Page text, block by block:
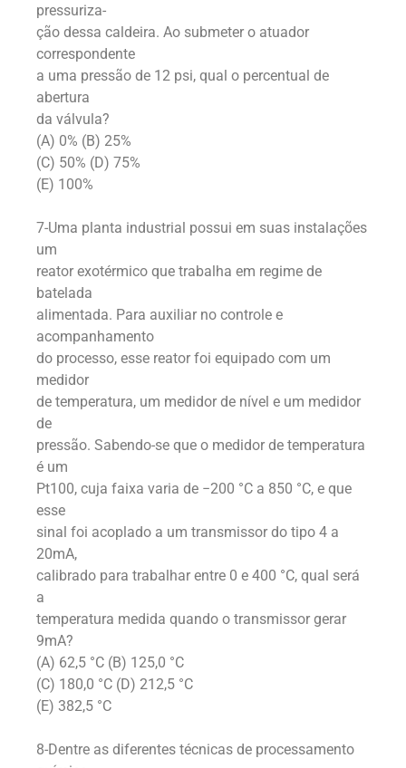
pressuriza-
ção dessa caldeira. Ao submeter o atuador
correspondente
a uma pressão de 12 psi, qual o percentual de
abertura
da válvula?
(A) 0% (B) 25%
(C) 50% (D) 75%
(E) 100%
7-Uma planta industrial possui em suas instalações
um
reator exotérmico que trabalha em regime de
batelada
alimentada. Para auxiliar no controle e
acompanhamento
do processo, esse reator foi equipado com um
medidor
de temperatura, um medidor de nível e um medidor
de
pressão. Sabendo-se que o medidor de temperatura
é um
Pt100, cuja faixa varia de −200 °C a 850 °C, e que
esse
sinal foi acoplado a um transmissor do tipo 4 a
20mA,
calibrado para trabalhar entre 0 e 400 °C, qual será
a
temperatura medida quando o transmissor gerar
9mA?
(A) 62,5 °C (B) 125,0 °C
(C) 180,0 °C (D) 212,5 °C
(E) 382,5 °C
8-Dentre as diferentes técnicas de processamento